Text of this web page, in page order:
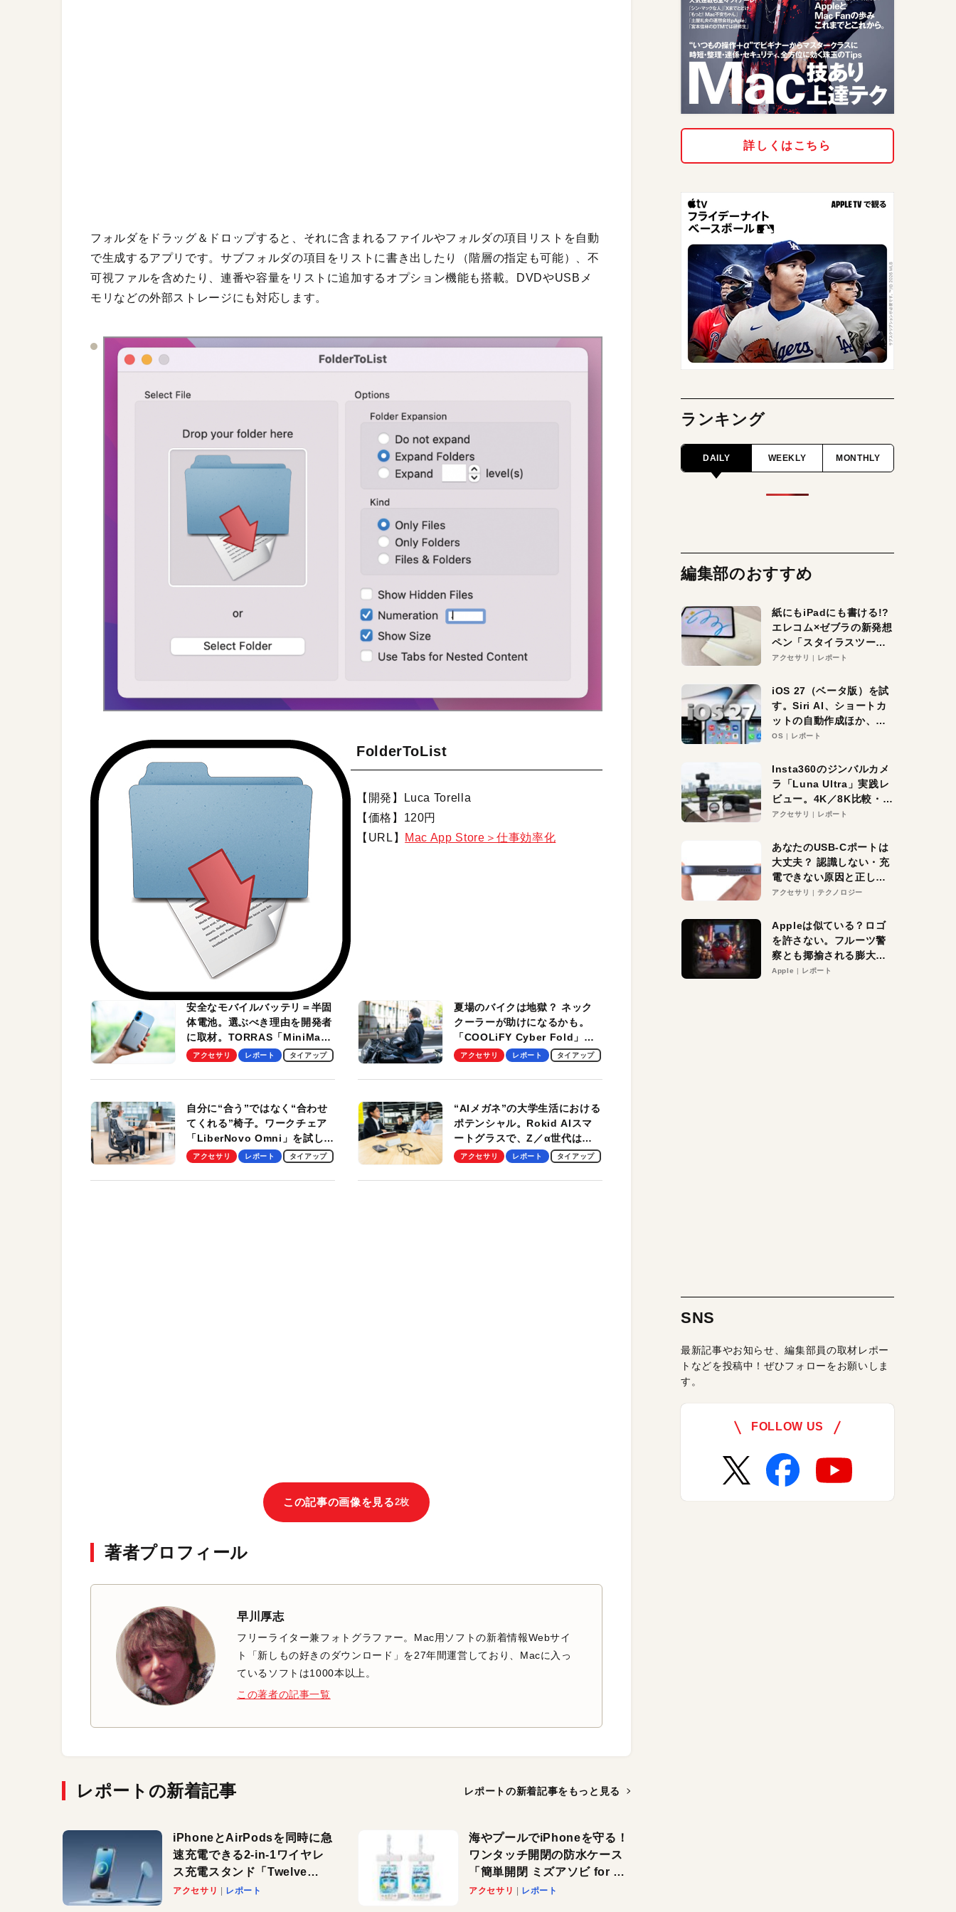
フォルダをドラッグ＆ドロップすると、それに含まれるファイルやフォルダの項目リストを自動
で生成するアプリです。サブフォルダの項目をリストに書き出したり（階層の指定も可能）、不
可視ファルを含めたり、連番や容量をリストに追加するオプション機能も搭載。DVDやUSBメ
モリなどの外部ストレージにも対応します。
FolderToList
【開発】Luca Torella
【価格】120円
【URL】
Mac App Store＞仕事効率化
安全なモバイルバッテリ＝半固
体電池。選ぶべき理由を開発者
に取材。TORRAS「MiniMag
Pro」の実機レビューも
アクセサリ レポート タイアップ
夏場のバイクは地獄？ ネック
クーラーが助けになるかも。
「COOLiFY Cyber Fold」レ
ビュー。冷却の速さ、密着する
性がグッド！
アクセサリ レポート タイアップ
自分に“合う”ではなく“合わせ
てくれる”椅子。ワークチェア
「LiberNovo Omni」を試して
わかったその魅力。まさかのス
アクセサリ レポート タイアップ
“AIメガネ”の大学生活における
ポテンシャル。Rokid AIスマ
ートグラスで、Z／α世代は何
を見る？ 現役学生起業家、そ
【PR】
アクセサリ レポート タイアップ
この記事の画像を見る2枚
著者プロフィール
早川厚志
フリーライター兼フォトグラファー。Mac用ソフトの新着情報Webサイ
ト「新しもの好きのダウンロード」を27年間運営しており、Macに入っ
ているソフトは1000本以上。
この著者の記事一覧
レポートの新着記事 レポートの新着記事をもっと見る
iPhoneとAirPodsを同時に急
速充電できる2-in-1ワイヤレ
ス充電スタンド「Twelve
South HiRise 2 Deluxe」が
アクセサリ レポート
海やプールでiPhoneを守る！
ワンタッチ開閉の防水ケース
「簡単開閉 ミズアソビ for ス
マホ」で夏のレジャーを満喫
アクセサリ レポート
詳しくはこちら
ランキング
DAILY WEEKLY MONTHLY
編集部のおすすめ
紙にもiPadにも書ける!?
エレコム×ゼブラの新発想
ペン「スタイラスツーウ
ェイ」レビュー。持ち替
アクセサリ レポート
iOS 27（ベータ版）を試
す。Siri AI、ショートカ
ットの自動作成ほか、期
待大の便利機能5選。
る未来はすぐそこ！
OS レポート
Insta360のジンバルカメ
ラ「Luna Ultra」実践レ
ビュー。4K／8K比較・ズ
ーム・夜間撮影をチェッ
アクセサリ レポート
あなたのUSB-Cポートは
大丈夫？ 認識しない・充
電できない原因と正しい
対策
アクセサリ テクノロジー
Appleは似ている？ロゴ
を許さない。フルーツ警
察とも揶揄される膨大な
異議申し立て。対象は非
Apple レポート
SNS
最新記事やお知らせ、編集部員の取材レポー
トなどを投稿中！ぜひフォローをお願いしま
す。
FOLLOW US